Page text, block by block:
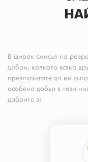
В широк смисъл на
добри, колкото всяка
предпочитате да ни
особено добър в тези
добрите в: